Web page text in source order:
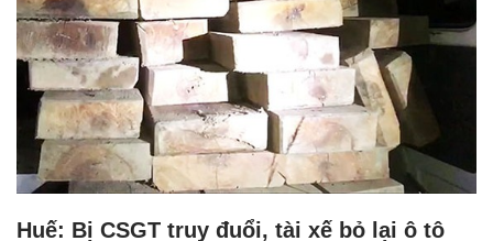
Huế: Bị CSGT truy đuổi, tài xế bỏ lại ô tô